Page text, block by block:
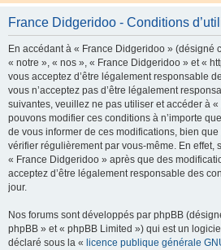
France Didgeridoo - Conditions
En accédant à « France Didgeridoo » (désigné
« notre », « nos », « France Didgeridoo » et «
vous acceptez d’être légalement responsable
vous n’acceptez pas d’être légalement
suivantes, veuillez ne pas utiliser et accéder à
pouvons modifier ces conditions à n’importe
de vous informer de ces modifications, bien
vérifier régulièrement par vous-même. En effet,
« France Didgeridoo » après que des
acceptez d’être légalement responsable des
jour.
Nos forums sont développés par phpBB
phpBB » et « phpBB Limited ») qui est un
déclaré sous la « licence publique générale